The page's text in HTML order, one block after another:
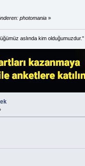
photomania»
aslında kim olduğumuzdur."